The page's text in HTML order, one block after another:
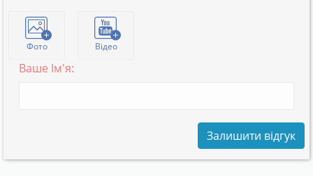
Фото Відео
Ваше Ім'я:
Залишити відгук